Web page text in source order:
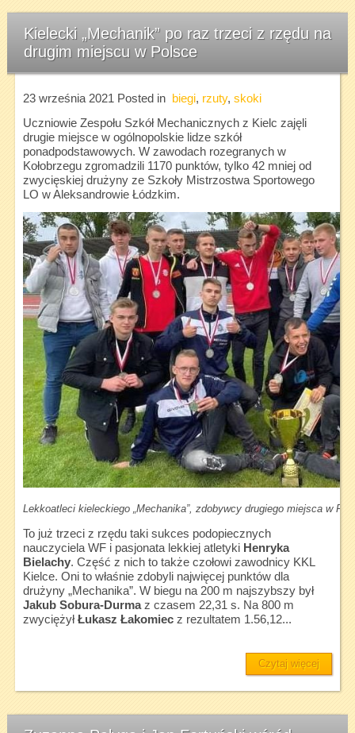
Kielecki „Mechanik” po raz trzeci z rzędu na
drugim miejscu w Polsce
23 września 2021 Posted in biegi, rzuty, skoki
Uczniowie Zespołu Szkół Mechanicznych z Kielc zajęli
drugie miejsce w ogólnopolskie lidze szkół
ponadpodstawowych. W zawodach rozegranych w
Kołobrzegu zgromadzili 1170 punktów, tylko 42 mniej od
zwycięskiej drużyny ze Szkoły Mistrzostwa Sportowego
LO w Aleksandrowie Łódzkim.
Lekkoatleci kieleckiego „Mechanika”, zdobywcy drugiego miejsca w
To już trzeci z rzędu taki sukces podopiecznych
nauczyciela WF i pasjonata lekkiej atletyki Henryka
Bielachy. Część z nich to także czołowi zawodnicy KKL
Kielce. Oni to właśnie zdobyli najwięcej punktów dla
drużyny „Mechanika”. W biegu na 200 m najszybszy był
Jakub Sobura-Durmaz czasem 22,31 s. Na 800 m
zwyciężyłŁukasz Łakomiecz rezultatem 1.56,12...
Czytaj więcej